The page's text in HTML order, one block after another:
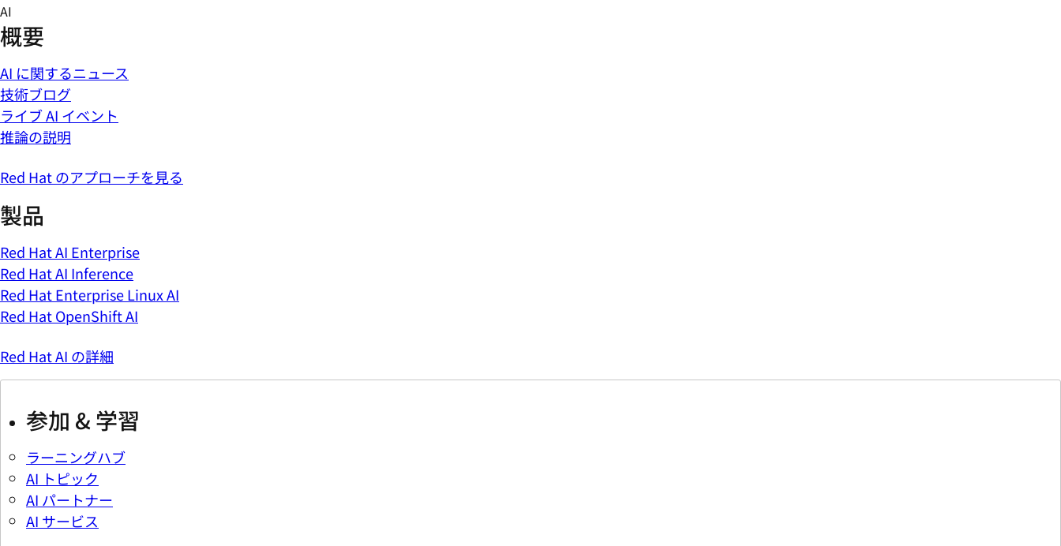
Skip
to
content
AI
概要
AI に関するニュース
技術ブログ
ライブ AI イベント
推論の説明
Red Hat のアプローチを見る
製品
Red Hat AI Enterprise
Red Hat AI Inference
Red Hat Enterprise Linux AI
Red Hat OpenShift AI
Red Hat AI の詳細
参加 & 学習
ラーニングハブ
AI トピック
AI パートナー
AI サービス